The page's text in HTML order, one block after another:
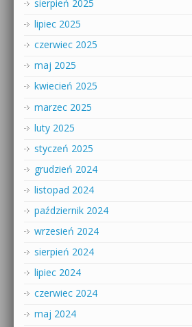
sierpień 2025
lipiec 2025
czerwiec 2025
maj 2025
kwiecień 2025
marzec 2025
luty 2025
styczeń 2025
grudzień 2024
listopad 2024
październik 2024
wrzesień 2024
sierpień 2024
lipiec 2024
czerwiec 2024
maj 2024